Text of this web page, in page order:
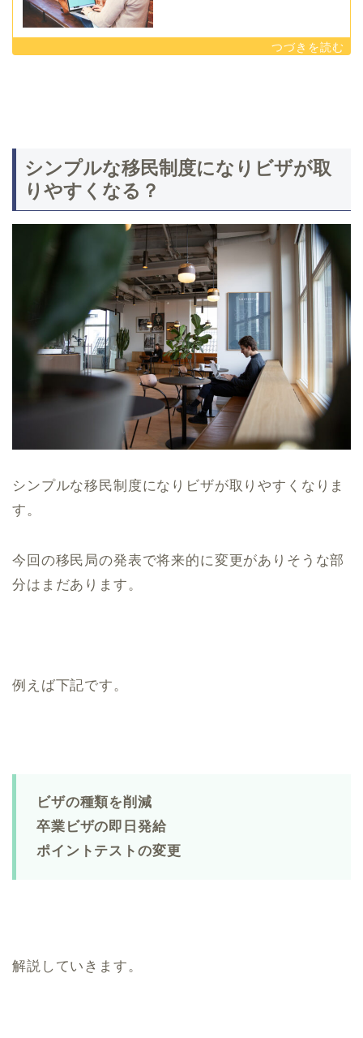
シンプルな移民制度になりビザが取
りやすくなる？
シンプルな移民制度になりビザが取りやすくなりま
す。
今回の移民局の発表で将来的に変更がありそうな部
分はまだあります。
例えば下記です。
ビザの種類を削減
卒業ビザの即日発給
ポイントテストの変更
解説していきます。